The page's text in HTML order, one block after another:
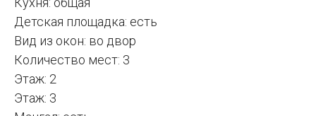
Детская площадка: есть
Вид из окон: во двор
Количество мест: 3
Этаж: 2
Этаж: 3